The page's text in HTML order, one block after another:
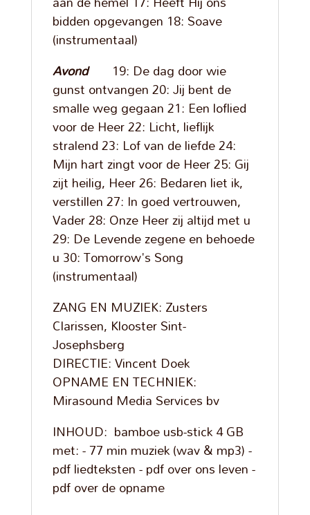
bidden opgevangen 18: Soave
(instrumentaal)
Avond19: De dag door wie
gunst ontvangen 20: Jij bent de
smalle weg gegaan 21: Een loflied
voor de Heer 22: Licht, lieflijk
stralend 23: Lof van de liefde 24:
Mijn hart zingt voor de Heer 25: Gij
zijt heilig, Heer 26: Bedaren liet ik,
verstillen 27: In goed vertrouwen,
Vader 28: Onze Heer zij altijd met u
29: De Levende zegene en behoede
u 30: Tomorrow's Song
(instrumentaal)
ZANG EN MUZIEK: Zusters
Clarissen, Klooster Sint-
Josephsberg
DIRECTIE: Vincent Doek
OPNAME EN TECHNIEK:
Mirasound Media Services bv
INHOUD: bamboe usb-stick 4 GB
met: - 77 min muziek (wav & mp3) -
pdf liedteksten - pdf over ons leven -
pdf over de opname